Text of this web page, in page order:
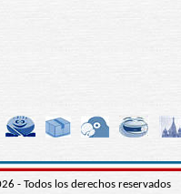
- Todos los derechos reservados